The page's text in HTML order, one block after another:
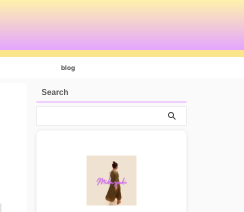
blog
Search